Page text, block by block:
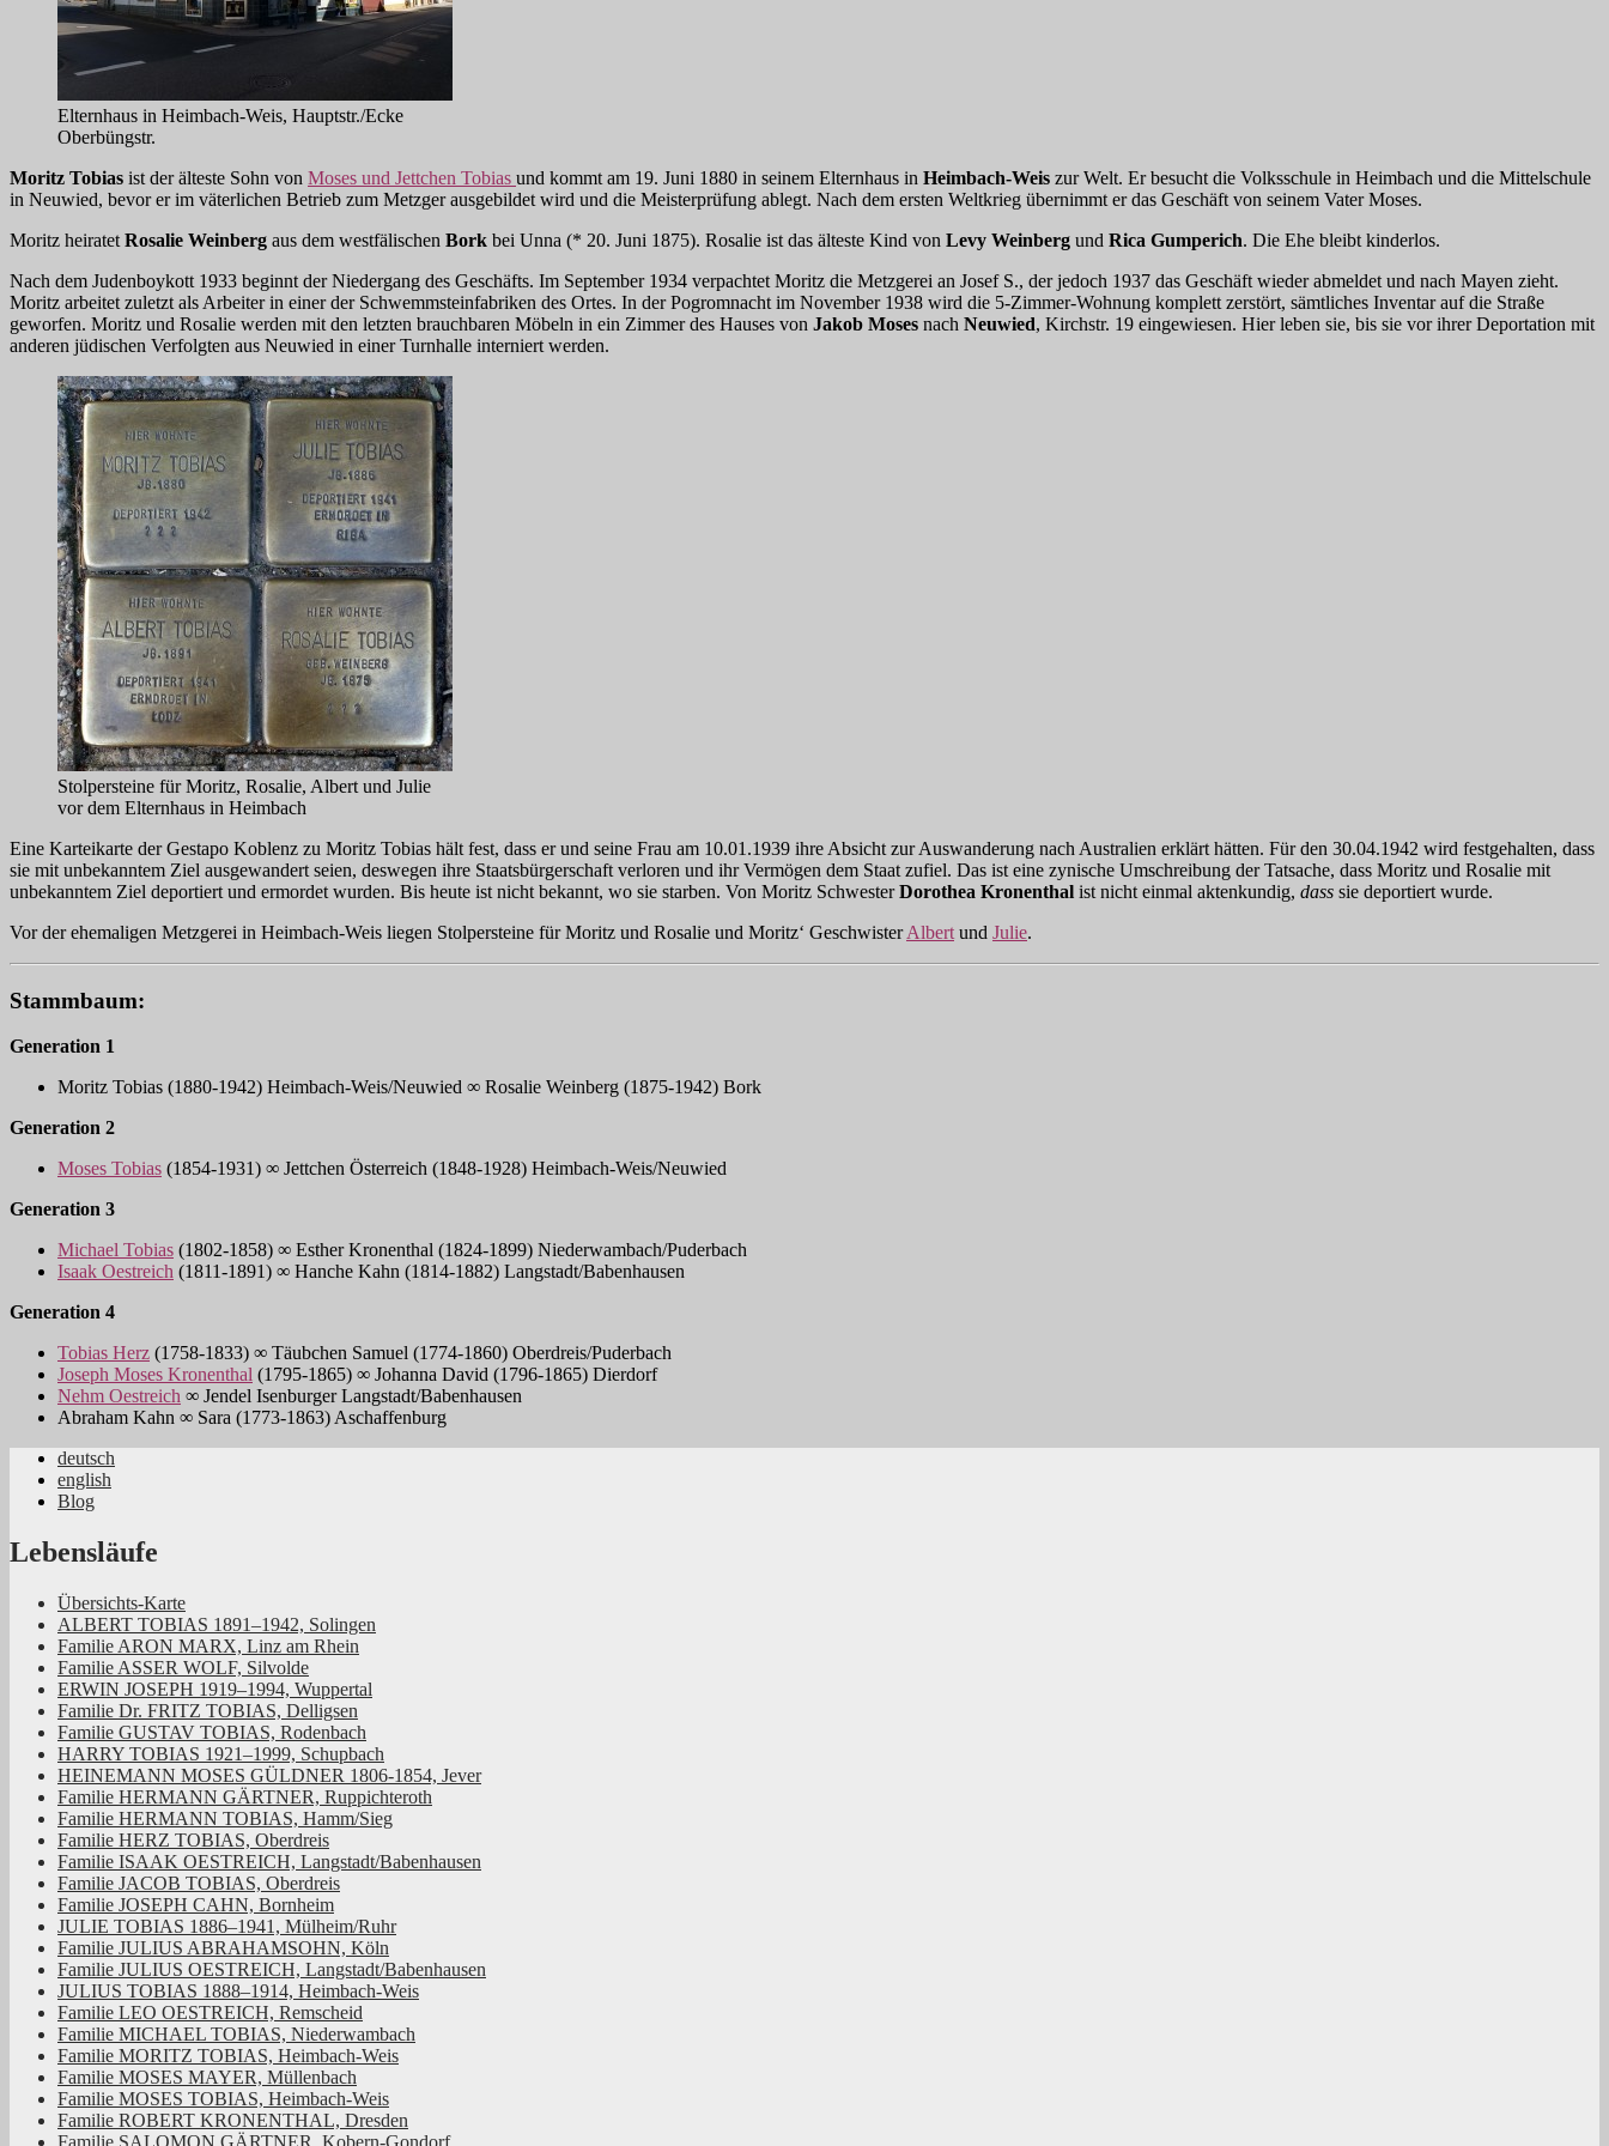
Elternhaus in Heimbach-Weis, Hauptstr./Ecke
Oberbüngstr.
Moritz Tobias ist der älteste Sohn von Moses und Jettchen Tobias und kommt am 19. Juni 1880 in seinem Elternhaus in Heimbach-Weis zur Welt. Er besucht die Volksschule in Heimbach und die Mittelschule
in Neuwied, bevor er im väterlichen Betrieb zum Metzger ausgebildet wird und die Meisterprüfung ablegt. Nach dem ersten Weltkrieg übernimmt er das Geschäft von seinem Vater Moses.
Moritz heiratet Rosalie Weinberg aus dem westfälischen Bork bei Unna (* 20. Juni 1875). Rosalie ist das älteste Kind von Levy Weinberg und Rica Gumperich. Die Ehe bleibt kinderlos.
Nach dem Judenboykott 1933 beginnt der Niedergang des Geschäfts. Im September 1934 verpachtet Moritz die Metzgerei an Josef S., der jedoch 1937 das Geschäft wieder abmeldet und nach Mayen zieht.
Moritz arbeitet zuletzt als Arbeiter in einer der Schwemmsteinfabriken des Ortes. In der Pogromnacht im November 1938 wird die 5-Zimmer-Wohnung komplett zerstört, sämtliches Inventar auf die Straße
geworfen. Moritz und Rosalie werden mit den letzten brauchbaren Möbeln in ein Zimmer des Hauses von Jakob Moses nach Neuwied, Kirchstr. 19 eingewiesen. Hier leben sie, bis sie vor ihrer Deportation mit
anderen jüdischen Verfolgten aus Neuwied in einer Turnhalle interniert werden.
Stolpersteine für Moritz, Rosalie, Albert und Julie
vor dem Elternhaus in Heimbach
Eine Karteikarte der Gestapo Koblenz zu Moritz Tobias hält fest, dass er und seine Frau am 10.01.1939 ihre Absicht zur Auswanderung nach Australien erklärt hätten. Für den 30.04.1942 wird festgehalten, dass
sie mit unbekanntem Ziel ausgewandert seien, deswegen ihre Staatsbürgerschaft verloren und ihr Vermögen dem Staat zufiel. Das ist eine zynische Umschreibung der Tatsache, dass Moritz und Rosalie mit
unbekanntem Ziel deportiert und ermordet wurden. Bis heute ist nicht bekannt, wo sie starben. Von Moritz SchwesterDorothea Kronenthal ist nicht einmal aktenkundig, dass sie deportiert wurde.
Vor der ehemaligen Metzgerei in Heimbach-Weis liegen Stolpersteine für Moritz und Rosalie und Moritz‘ GeschwisterAlbert und Julie.
Stammbaum:
Generation 1
Moritz Tobias (1880-1942) Heimbach-Weis/Neuwied ∞ Rosalie Weinberg (1875-1942) Bork
Generation 2
Moses Tobias (1854-1931) ∞ Jettchen Österreich (1848-1928) Heimbach-Weis/Neuwied
Generation 3
Michael Tobias (1802-1858) ∞ Esther Kronenthal (1824-1899) Niederwambach/Puderbach
Isaak Oestreich (1811-1891) ∞ Hanche Kahn (1814-1882) Langstadt/Babenhausen
Generation 4
Tobias Herz (1758-1833) ∞ Täubchen Samuel (1774-1860) Oberdreis/Puderbach
Joseph Moses Kronenthal (1795-1865) ∞ Johanna David (1796-1865) Dierdorf
Nehm Oestreich ∞ Jendel Isenburger Langstadt/Babenhausen
Abraham Kahn ∞ Sara (1773-1863) Aschaffenburg
Jüdische Familiengeschichte aus dem Rheinland
deutsch
english
Blog
Lebensläufe
Übersichts-Karte
ALBERT TOBIAS 1891–1942, Solingen
Familie ARON MARX, Linz am Rhein
Familie ASSER WOLF, Silvolde
ERWIN JOSEPH 1919–1994, Wuppertal
Familie Dr. FRITZ TOBIAS, Delligsen
Familie GUSTAV TOBIAS, Rodenbach
HARRY TOBIAS 1921–1999, Schupbach
HEINEMANN MOSES GÜLDNER 1806-1854, Jever
Familie HERMANN GÄRTNER, Ruppichteroth
Familie HERMANN TOBIAS, Hamm/Sieg
Familie HERZ TOBIAS, Oberdreis
Familie ISAAK OESTREICH, Langstadt/Babenhausen
Familie JACOB TOBIAS, Oberdreis
Familie JOSEPH CAHN, Bornheim
JULIE TOBIAS 1886–1941, Mülheim/Ruhr
Familie JULIUS ABRAHAMSOHN, Köln
Familie JULIUS OESTREICH, Langstadt/Babenhausen
JULIUS TOBIAS 1888–1914, Heimbach-Weis
Familie LEO OESTREICH, Remscheid
Familie MICHAEL TOBIAS, Niederwambach
Familie MORITZ TOBIAS, Heimbach-Weis
Familie MOSES MAYER, Müllenbach
Familie MOSES TOBIAS, Heimbach-Weis
Familie ROBERT KRONENTHAL, Dresden
Familie SALOMON GÄRTNER, Kobern-Gondorf